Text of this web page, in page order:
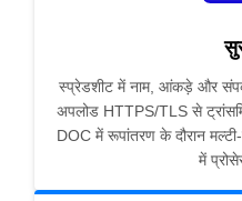
स्प्रेडशीट में नाम, आंकड़े और
अपलोड HTTPS/TLS से
DOC में रूपांतरण के दौरान
में